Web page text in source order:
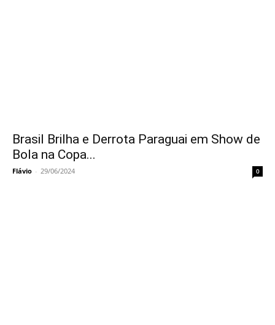
Brasil Brilha e Derrota Paraguai em Show de
Bola na Copa...
Flávio - 29/06/2024 0